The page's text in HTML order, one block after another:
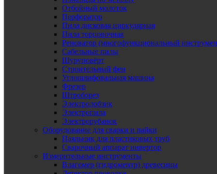
Отбойный молоток
Перфоратор
Пила дисковая циркулярная
Пила торцовочная
Реноватор (многофункциональный
Сабельные пилы
Шуруповёрт
Строительный фен
Углошлифовальная машина
Фрезер
Штроборез
Электролобзик
Электропила
Электрорубанок
Оборудование для сварки и пайки
Паяльник для пластиковых труб
Сварочный аппарат инвертор
Измерительные инструменты
Влагомер (гидроментр) древесины